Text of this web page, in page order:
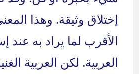
إختلاق وثيقة. وهذا
الأقرب لما يراد به عند
العربية. لكن العربية